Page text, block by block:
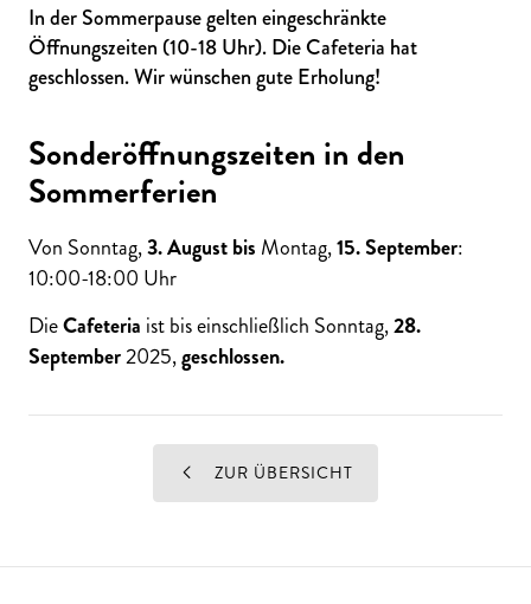
In der Sommerpause gelten eingeschränkte
Öffnungszeiten (10-18 Uhr). Die Cafeteria hat
geschlossen. Wir wünschen gute Erholung!
Sonderöffnungszeiten in den
Sommerferien
Von Sonntag,3. Augustbis Montag,15. September:
10:00-18:00 Uhr
DieCafeteria ist bis einschließlich Sonntag,28.
September2025,geschlossen.
ZUR ÜBERSICHT